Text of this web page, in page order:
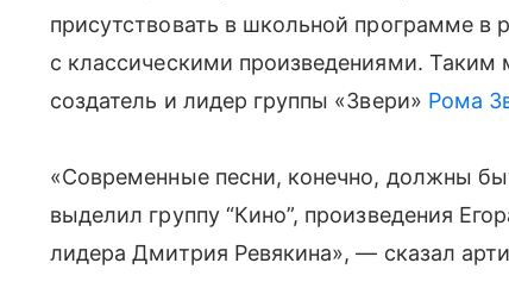
присутствовать в школьной программе в
с классическими произведениями.
создатель и лидер группы «Звери» Рома
«Современные песни, конечно, должны
выделил группу “Кино”, произведения
лидера Дмитрия Ревякина», — сказал